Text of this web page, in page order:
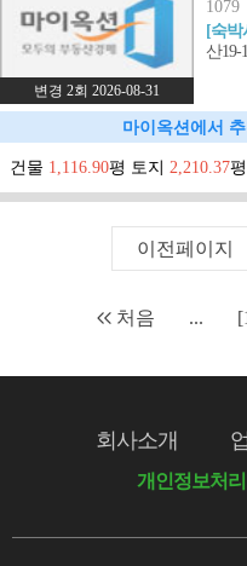
변경 2회 2026-08-31
1079
[숙박
산19-
마이옥션에서
건물 1,116.90평 토지 2,210.37평
이전페이지
처음 ...
회사소개
개인정보처